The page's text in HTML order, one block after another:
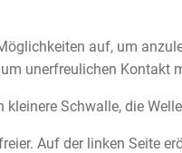
auf, um
unerfreulichen Kontakt
Schwalle, die
Auf der linken Seite